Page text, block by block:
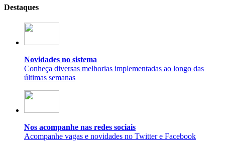
Destaques
Novidades no sistema
Conheça diversas melhorias implementadas ao longo das
últimas semanas
Nos acompanhe nas redes sociais
Acompanhe vagas e novidades no Twitter e Facebook